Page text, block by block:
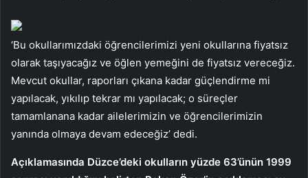
‘Bu okullarımızdaki öğrencilerimizi yeni okullarına fiyatsız
olarak taşıyacağız ve öğlen yemeğini de fiyatsız vereceğiz.
Mevcut okullar, raporları çıkana kadar güçlendirme mi
yapılacak, yıkılıp tekrar mı yapılacak; o süreçler
tamamlanana kadar ailelerimizin ve öğrencilerimizin
yanında olmaya devam edeceğiz’ dedi.
Açıklamasında Düzce’deki okulların yüzde 63’ünün 1999